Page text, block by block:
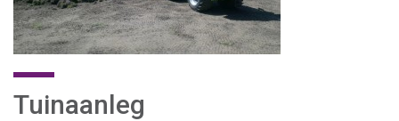
Tuinaanleg